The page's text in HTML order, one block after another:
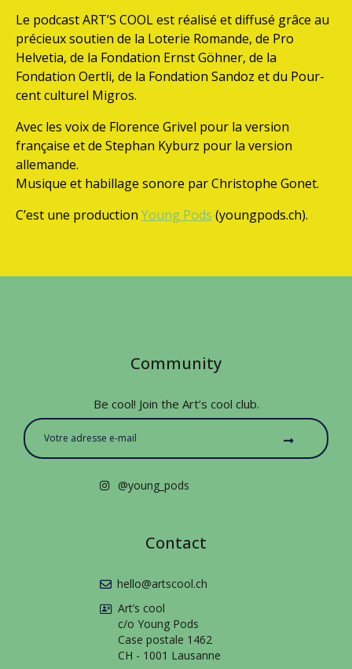
Le podcast ART’S COOL est réalisé et diffusé grâce au
précieux soutien de la Loterie Romande, de Pro
Helvetia, de la Fondation Ernst Göhner, de la
Fondation Oertli, de la Fondation Sandoz et du Pour-
cent culturel Migros.
Avec les voix de Florence Grivel pour la version
française et de Stephan Kyburz pour la version
allemande.
Musique et habillage sonore par Christophe Gonet.
C’est une production Young Pods (youngpods.ch).
Community
Be cool! Join the Art’s cool club.
@young_pods
Contact
hello@artscool.ch
Art’s cool
c/o Young Pods
Case postale 1462
CH - 1001 Lausanne